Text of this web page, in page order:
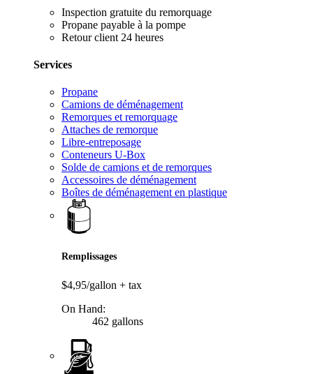
Inspection gratuite du remorquage
Propane payable à la pompe
Retour client 24 heures
Services
Propane
Camions de déménagement
Remorques et remorquage
Attaches de remorque
Libre-entreposage
Conteneurs U-Box
Solde de camions et de remorques
Accessoires de déménagement
Boîtes de déménagement en plastique
Remplissages
$4,95/gallon + tax
On Hand:
462 gallons